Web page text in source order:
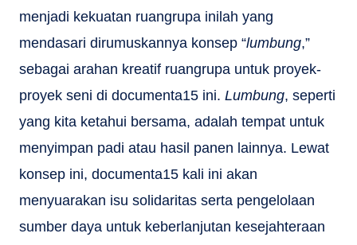
menjadi kekuatan ruangrupa inilah yang
mendasari dirumuskannya konsep “lumbung,”
sebagai arahan kreatif ruangrupa untuk proyek-
proyek seni di documenta15 ini. Lumbung, seperti
yang kita ketahui bersama, adalah tempat untuk
menyimpan padi atau hasil panen lainnya. Lewat
konsep ini, documenta15 kali ini akan
menyuarakan isu solidaritas serta pengelolaan
sumber daya untuk keberlanjutan kesejahteraan